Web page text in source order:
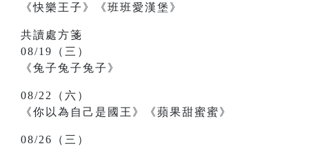
《快樂王子》《班班愛漢堡》
共讀處方箋
08/19（三）
《兔子兔子兔子》
08/22（六）
《你以為自己是國王》《蘋果甜蜜蜜》
08/26（三）